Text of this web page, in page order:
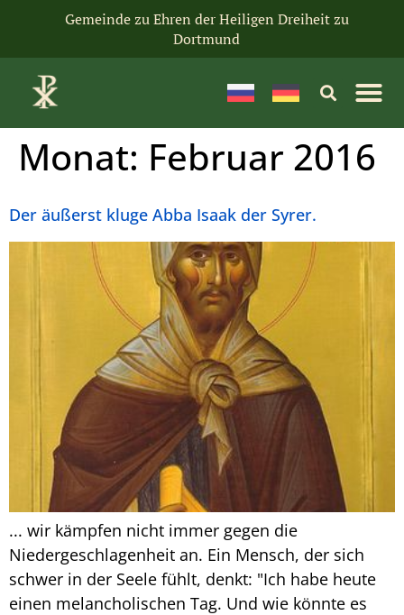
Gemeinde zu Ehren der Heiligen Dreiheit zu
Dortmund
Monat: Februar 2016
Der äußerst kluge Abba Isaak der Syrer.
... wir kämpfen nicht immer gegen die
Niedergeschlagenheit an. Ein Mensch, der sich
schwer in der Seele fühlt, denkt: "Ich habe heute
einen melancholischen Tag. Und wie könnte es